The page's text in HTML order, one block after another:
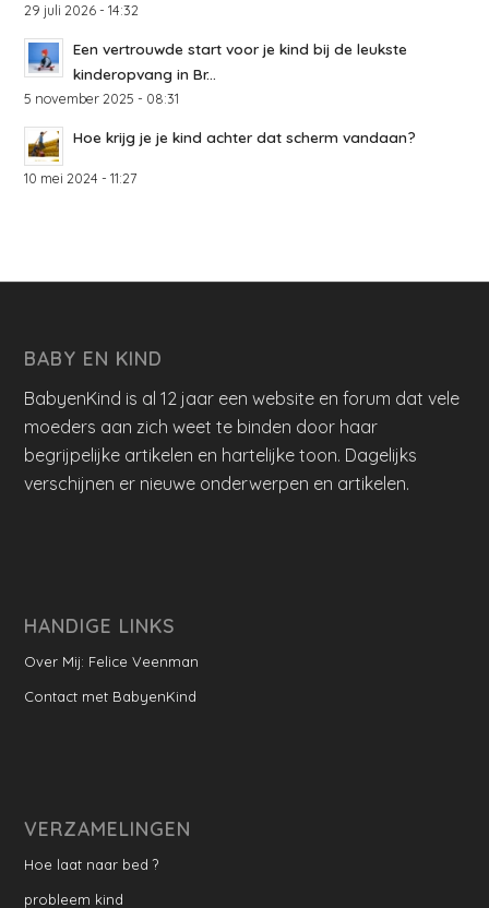
29 juli 2026 - 14:32
Een vertrouwde start voor je kind bij de leukste
kinderopvang in Br...
5 november 2025 - 08:31
Hoe krijg je je kind achter dat scherm vandaan?
10 mei 2024 - 11:27
BABY EN KIND
BabyenKind is al 12 jaar een website en forum dat vele
moeders aan zich weet te binden door haar
begrijpelijke artikelen en hartelijke toon. Dagelijks
verschijnen er nieuwe onderwerpen en artikelen.
HANDIGE LINKS
Over Mij: Felice Veenman
Contact met BabyenKind
VERZAMELINGEN
Hoe laat naar bed ?
probleem kind